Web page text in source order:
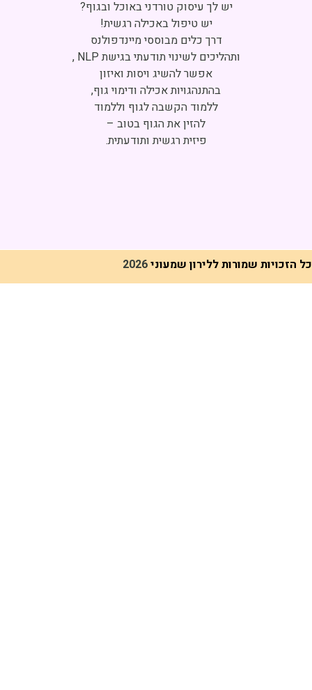
Click to accept marketing cookies and
enable this content